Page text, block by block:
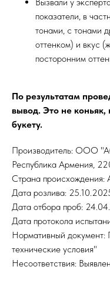
показатели, в
тонами, с тонами
оттенком) и вкус
посторонним
По результатам
вывод. Это не коньяк,
букету.
Производитель: ООО
Республика Армения,
Страна происхождения:
Дата розлива:
Дата отбора проб:
Дата протокола
Нормативный
технические условия"
Несоответствия: